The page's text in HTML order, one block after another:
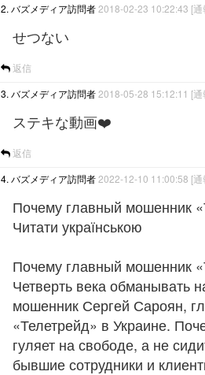
2. バズメディア訪問者2018-02-23 10:22:43 [
せつない
返信
3. バズメディア訪問者2018-05-28 15:12:11 [
ステキな動画❤️
返信
4. バズメディア訪問者2022-12-10 11:00:58 [
Почему главный мошенник
Читати українською
Почему главный мошенник
Четверть века обманывать
мошенник Сергей Сароян,
«Телетрейд» в Украине.
гуляет на свободе, а не
бывшие сотрудники и